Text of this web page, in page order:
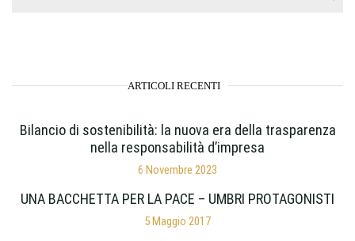
ARTICOLI RECENTI
Bilancio di sostenibilità: la nuova era della trasparenza
nella responsabilità d’impresa
6 Novembre 2023
UNA BACCHETTA PER LA PACE – UMBRI PROTAGONISTI
5 Maggio 2017